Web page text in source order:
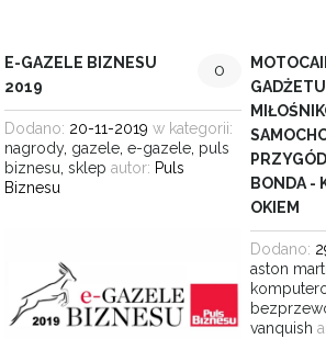
E-GAZELE BIZNESU
2019
0
Dodano: 20-11-2019 w kategorii:
nagrody, gazele ,e-gazele puls
biznesu ,sklep autor: Puls
Biznesu
BONDA -
OKIEM
Dodano:
aston
vanquish